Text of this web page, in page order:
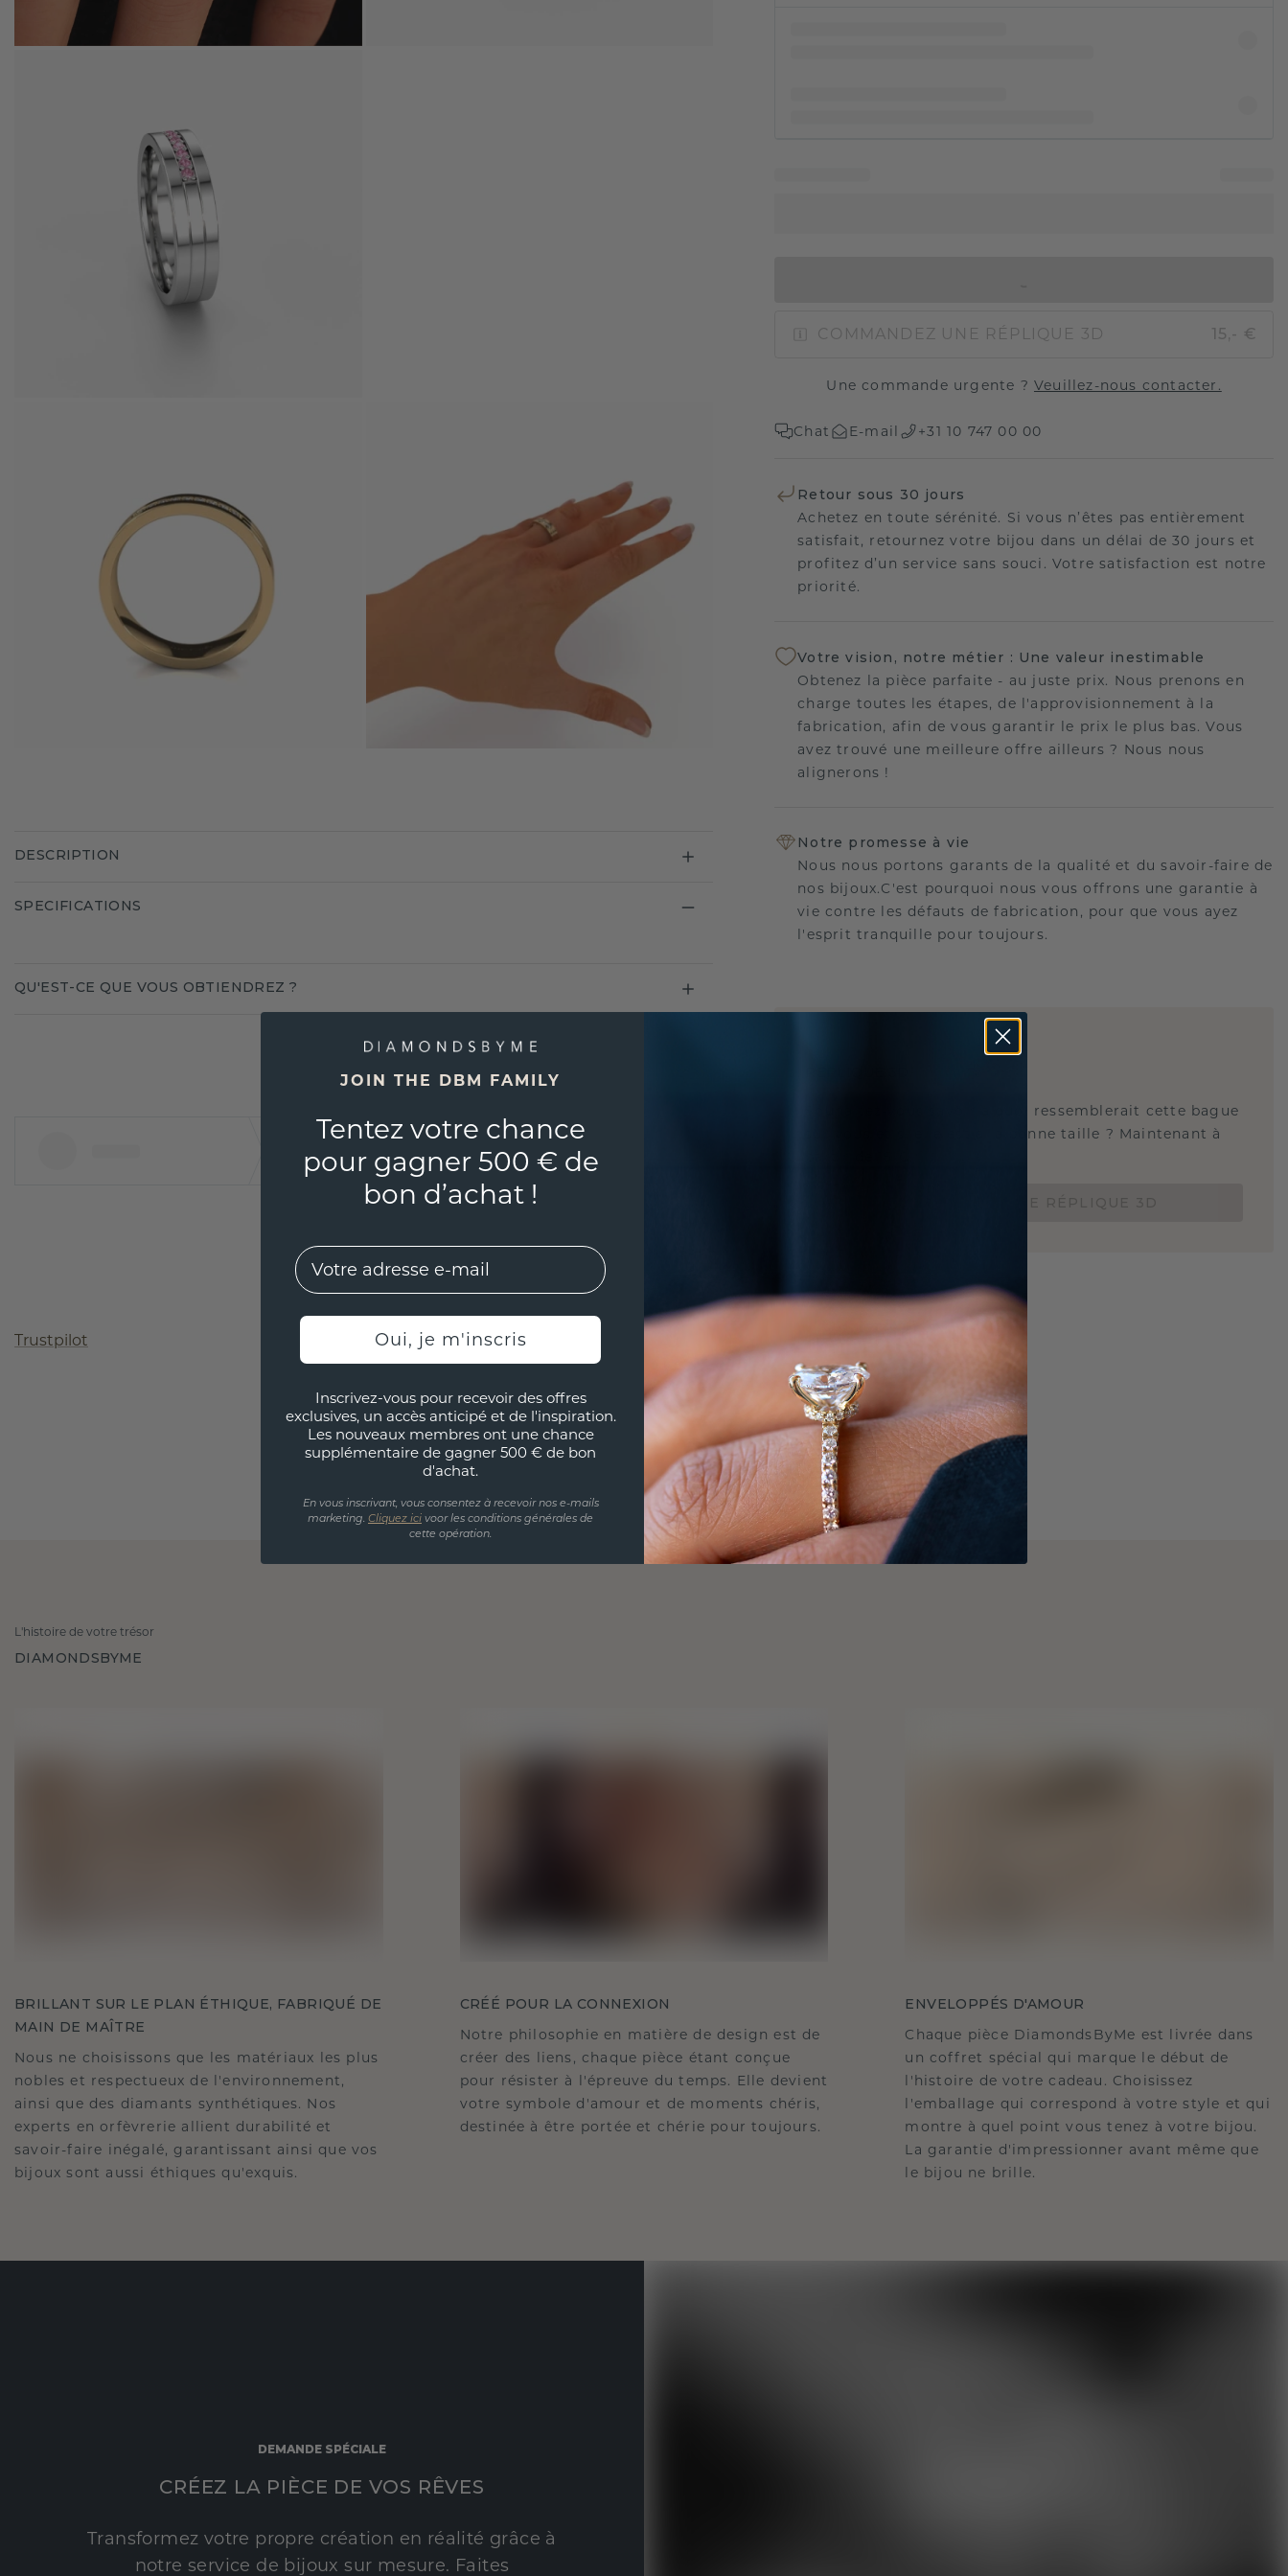
COMMANDEZ UNE RÉPLIQUE 3D 15,- €
Une commande urgente ? Veuillez-nous contacter.
Chat E-mail +31 10 747 00 00
Retour sous 30 jours
Achetez en toute sérénité. Si vous n’êtes pas entièrement
satisfait, retournez votre bijou dans un délai de 30 jours et
profitez d’un service sans souci. Votre satisfaction est notre
priorité.
Votre vision, notre métier : Une valeur inestimable
Obtenez la pièce parfaite - au juste prix. Nous prenons en
charge toutes les étapes, de l'approvisionnement à la
fabrication, afin de vous garantir le prix le plus bas. Vous
avez trouvé une meilleure offre ailleurs ? Nous nous
alignerons !
Notre promesse à vie
Nous nous portons garants de la qualité et du savoir-faire de
nos bijoux.C'est pourquoi nous vous offrons une garantie à
vie contre les défauts de fabrication, pour que vous ayez
l'esprit tranquille pour toujours.
Souhaitez-vous savoir à quoi ressemblerait cette bague
sur vous et si elle est à la bonne taille ? Maintenant à
DESCRIPTION
SPECIFICATIONS
QU'EST-CE QUE VOUS OBTIENDREZ ?
Trustpilot
L'histoire de votre trésor
DIAMONDSBYME
BRILLANT SUR LE PLAN ÉTHIQUE, FABRIQUÉ DE
MAIN DE MAÎTRE
Nous ne choisissons que les matériaux les plus
nobles et respectueux de l'environnement,
ainsi que des diamants synthétiques. Nos
experts en orfèvrerie allient durabilité et
savoir-faire inégalé, garantissant ainsi que vos
bijoux sont aussi éthiques qu'exquis.
CRÉÉ POUR LA CONNEXION
Notre philosophie en matière de design est de
créer des liens, chaque pièce étant conçue
pour résister à l'épreuve du temps. Elle devient
votre symbole d'amour et de moments chéris,
destinée à être portée et chérie pour toujours.
ENVELOPPÉS D'AMOUR
Chaque pièce DiamondsByMe est livrée dans
un coffret spécial qui marque le début de
l'histoire de votre cadeau. Choisissez
l'emballage qui correspond à votre style et qui
montre à quel point vous tenez à votre bijou.
La garantie d'impressionner avant même que
le bijou ne brille.
DEMANDE SPÉCIALE
CRÉEZ LA PIÈCE DE VOS RÊVES
Transformez votre propre création en réalité grâce à
notre service de bijoux sur mesure. Faites
JOIN THE DBM FAMILY
Tentez votre chance
pour gagner 500 € de
bon d’achat !
EMail
Oui, je m'inscris
Inscrivez-vous pour recevoir des offres
exclusives, un accès anticipé et de l'inspiration.
Les nouveaux membres ont une chance
supplémentaire de gagner 500 € de bon
d'achat.
En vous inscrivant, vous consentez à recevoir nos e-mails
marketing. Cliquez ici voor les conditions générales de
cette opération.